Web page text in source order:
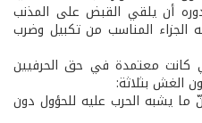
أن يلقي القبض على المذنب
المناسب من تكبيل وضرب
كانت معتمدة في حق الحرفيين
الغش بثلاثة:
يشبه الحرب عليه للحؤول دون